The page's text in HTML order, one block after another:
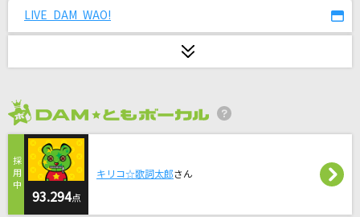
[生音]366日
[生音]veil
RADWIMPS
100点の私で会いに行こう
LIVE DAM WAO!
93.294点
キリコ☆歌詞太郎さん